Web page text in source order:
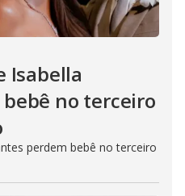
Isabella
no terceiro
perdem bebê no terceiro